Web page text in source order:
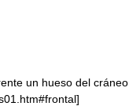
un hueso del cráneo